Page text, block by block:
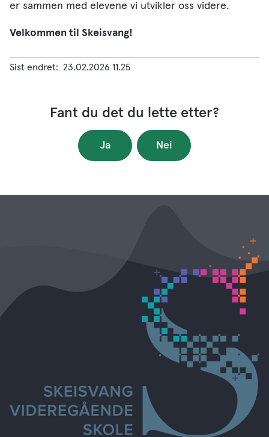
er sammen med elevene vi utvikler oss videre.
Velkommen til Skeisvang!
Sist endret 23.02.2026 11.25
Fant du det du lette etter?
Ja Nei